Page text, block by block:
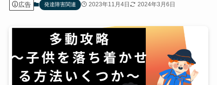
広告 発達障害関連 2023年11月4日 2024年3月6日